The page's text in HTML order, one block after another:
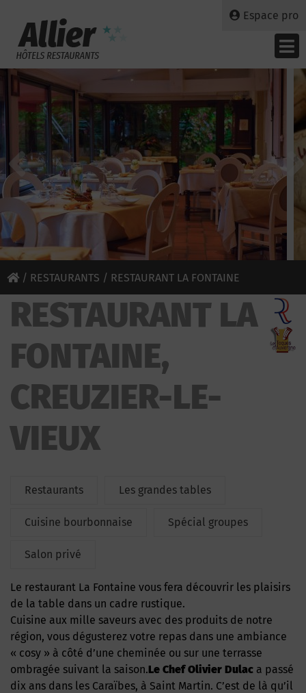
Espace pro
/ RESTAURANTS / RESTAURANT LA FONTAINE
RESTAURANT LA
FONTAINE,
CREUZIER-LE-
VIEUX
Restaurants Les grandes tables
Cuisine bourbonnaise Spécial groupes
Salon privé
Le restaurant La Fontaine vous fera découvrir les plaisirs
de la table dans un cadre rustique.
Cuisine aux mille saveurs avec des produits de notre
région, vous dégusterez votre repas dans une ambiance
« cosy » à côté d’une cheminée ou sur une terrasse
ombragée suivant la saison.Le Chef Olivier Dulac a passé
dix ans dans les Caraïbes, à Saint Martin. C’est de là qu’il